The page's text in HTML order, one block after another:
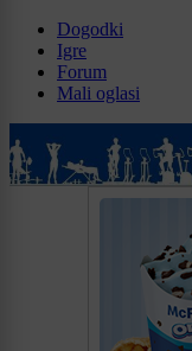
Dogodki
Igre
Forum
Mali oglasi